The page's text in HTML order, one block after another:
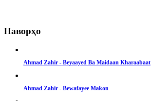
Наворҳо
Ahmad Zahir - Beyaayed Ba Maidaan Kharaabaat
Ahmad Zahir - Bewafayee Makon